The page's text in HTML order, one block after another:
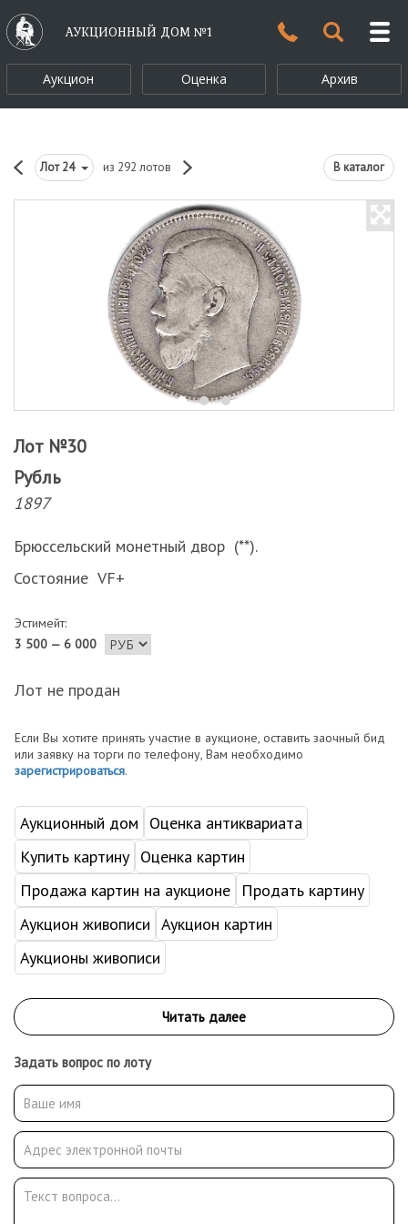
АУКЦИОННЫЙ ДОМ №1
Аукцион Оценка Архив
Лот24 из 292 лотов В каталог
Лот №30
Рубль
1897
Брюссельский монетный двор (**).
Состояние VF+
Эстимейт:
3 500 — 6 000
Лот не продан
Если Вы хотите принять участие в аукционе, оставить заочный бид
или заявку на торги по телефону, Вам необходимо
зарегистрироваться.
Аукционный дом
Оценка антиквариата
Купить картину Оценка картин
Продажа картин на аукционе
Продать картину
Аукцион живописи Аукцион картин
Аукционы живописи
Задать вопрос по лоту